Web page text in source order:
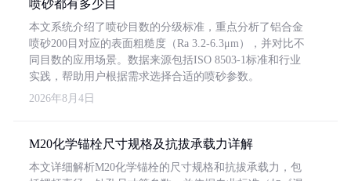
喷砂都有多少目
本文系统介绍了喷砂目数的分级标准，重点分析了铝合金
喷砂200目对应的表面粗糙度（Ra 3.2-6.3μm），并对比不
同目数的应用场景。数据来源包括ISO 8503-1标准和行业
实践，帮助用户根据需求选择合适的喷砂参数。
2026年8月4日
M20化学锚栓尺寸规格及抗拔承载力详解
本文详细解析M20化学锚栓的尺寸规格和抗拔承载力，包